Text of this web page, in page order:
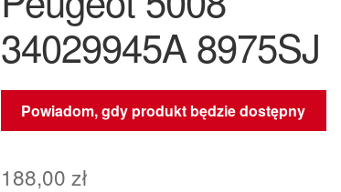
34029945A 8975SJ
Powiadom, gdy produkt będzie dostępny
188,00 zł